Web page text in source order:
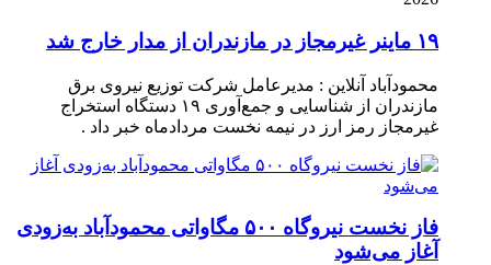
۱۹ ماینر غیرمجاز در مازندران از مدار خارج شد
محمودآباد آنلاین : مدیرعامل شرکت توزیع نیروی برق
مازندران از شناسایی و جمع‌آوری ۱۹ دستگاه استخراج
غیرمجاز رمز ارز در نیمه نخست مردادماه خبر داد .
فاز نخست نیروگاه ۵۰۰ مگاواتی محمودآباد به‌زودی
آغاز می‌شود